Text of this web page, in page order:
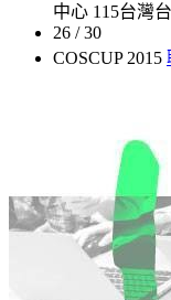
中心 115台灣
26 / 30
COSCUP 2015